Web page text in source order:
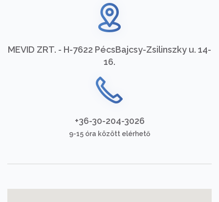
MEVID ZRT. - H-7622 PécsBajcsy-Zsilinszky u. 14-
16.
+36-30-204-3026
9-15 óra között elérhető